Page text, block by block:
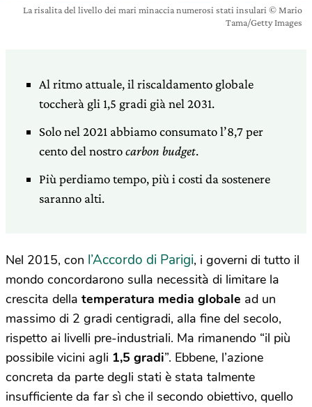
La risalita del livello dei mari minaccia numerosi stati insulari © Mario
Tama/Getty Images
Al ritmo attuale, il riscaldamento globale
toccherà gli 1,5 gradi già nel 2031.
Solo nel 2021 abbiamo consumato l’8,7 per
cento del nostrocarbon budget.
Più perdiamo tempo, più i costi da sostenere
saranno alti.
Nel 2015, con l’Accordo di Parigi, i governi di tutto il
mondo concordarono sulla necessità di limitare la
crescita della temperatura media globale ad un
massimo di 2 gradi centigradi, alla fine del secolo,
rispetto ai livelli pre-industriali. Ma rimanendo “il più
possibile vicini agli 1,5 gradi”. Ebbene, l’azione
concreta da parte degli stati è stata talmente
insufficiente da far sì che il secondo obiettivo, quello